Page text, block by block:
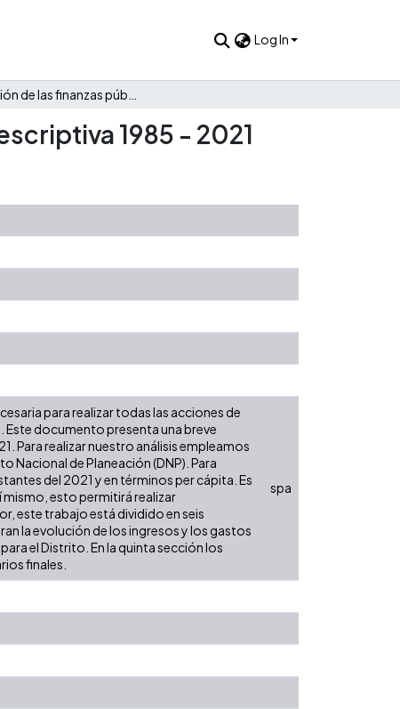
Log In
1985 - 2021
para realizar todas las acciones de
Este documento presenta una breve
Para realizar nuestro análisis empleamos
Nacional de Planeación (DNP). Para
del 2021 y en términos per cápita. Es
esto permitirá realizar
este trabajo está dividido en seis
la evolución de los ingresos y los gastos
el Distrito. En la quinta sección los
finales.
spa